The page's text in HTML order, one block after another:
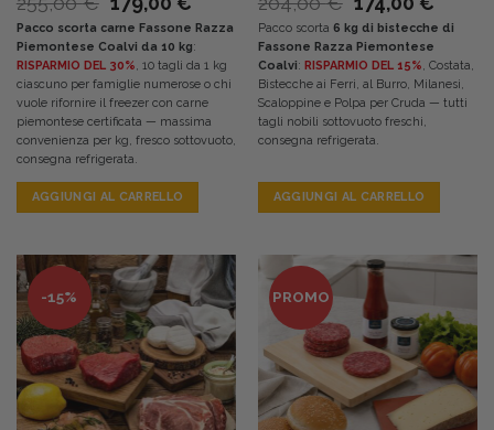
prezzo
originale
era:
255,00 €.
prezzo
attuale
è:
179,00 €.
Pacco scorta carne Fassone Razza
Piemontese Coalvi da 10 kg:
RISPARMIO DEL 30%, 10 tagli da 1 kg
ciascuno per famiglie numerose o chi
vuole rifornire il freezer con carne
piemontese certificata — massima
convenienza per kg, fresco sottovuoto,
consegna refrigerata.
AGGIUNGI AL CARRELLO
prezzo
originale
era:
204,00 €.
è:
Pacco scorta 6 kg di bistecche di
Fassone Razza Piemontese
Coalvi: RISPARMIO DEL 15%, Costata,
Bistecche ai Ferri, al Burro, Milanesi,
Scaloppine e Polpa per Cruda — tutti
tagli nobili sottovuoto freschi,
consegna refrigerata.
AGGIUNGI AL CARRELLO
-15% PROMO